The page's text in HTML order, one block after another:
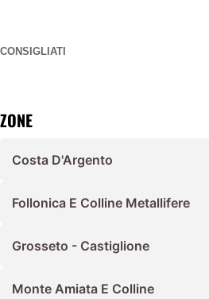
CONSIGLIATI
ZONE
Costa D'Argento
Follonica E Colline Metallifere
Grosseto - Castiglione
Monte Amiata E Colline